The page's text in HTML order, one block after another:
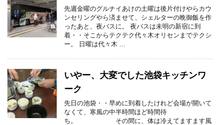
先週金曜のグルナイあけの土曜は後片付けやらカウ
ンセリングやら済ませて、シェルターの晩御飯を作
ったあと、夜バスに。 夜バスは未明の新宿に到
着・・そこからテクテク代々木オリセンまでテクシ
ー。 日曜は代々木 ...
いやー、大変でした池袋キッチンワ
ーク
先日の池袋・・早めに到着したけれど会場が開いて
なくて、寒風の中半時間ほど時間待
ち。 その間に、体は冷えてますます風